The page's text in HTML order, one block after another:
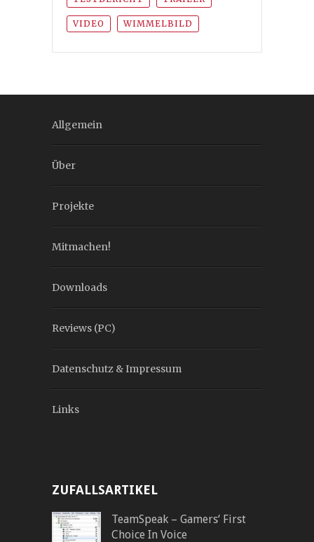
VIDEO WIMMELBILD
Allgemein
Über
Projekte
Mitmachen!
Downloads
Reviews (PC)
Datenschutz & Impressum
Links
ZUFALLSARTIKEL
TeamSpeak – Gamers‘ First
Choice In Voice